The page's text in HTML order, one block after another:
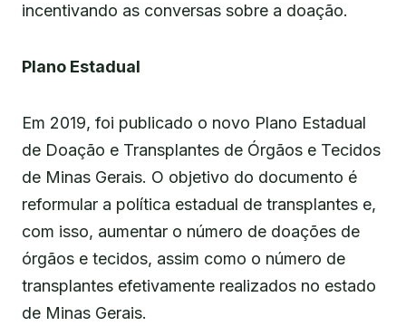
incentivando as conversas sobre a doação.
Plano Estadual
Em 2019, foi publicado o novo Plano Estadual
de Doação e Transplantes de Órgãos e Tecidos
de Minas Gerais. O objetivo do documento é
reformular a política estadual de transplantes e,
com isso, aumentar o número de doações de
órgãos e tecidos, assim como o número de
transplantes efetivamente realizados no estado
de Minas Gerais.